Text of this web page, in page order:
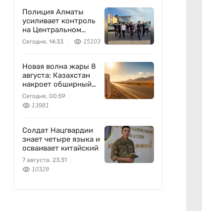
Полиция Алматы
усиливает контроль
на Центральном
вещевом рынке
Сегодня, 14:33 15103
Новая волна жары 8
августа: Казахстан
накроет обширный
антициклон
Сегодня, 00:59
13981
Солдат Нацгвардии
знает четыре языка и
осваивает китайский
7 августа, 23:31
10329